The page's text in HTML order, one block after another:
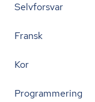
Selvforsvar
Fransk
Kor
Programmering